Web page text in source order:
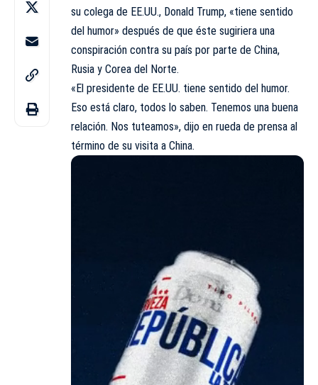
su colega de EE.UU., Donald Trump, «tiene sentido
del humor» después de que éste sugiriera una
conspiración contra su país por parte de China,
Rusia y Corea del Norte.
«El presidente de EE.UU. tiene sentido del humor.
Eso está claro, todos lo saben. Tenemos una buena
relación. Nos tuteamos», dijo en rueda de prensa al
término de su visita a China.